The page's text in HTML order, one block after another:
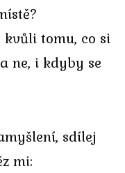
tomu, co si
ne, i kdyby se
sdílej
mi: